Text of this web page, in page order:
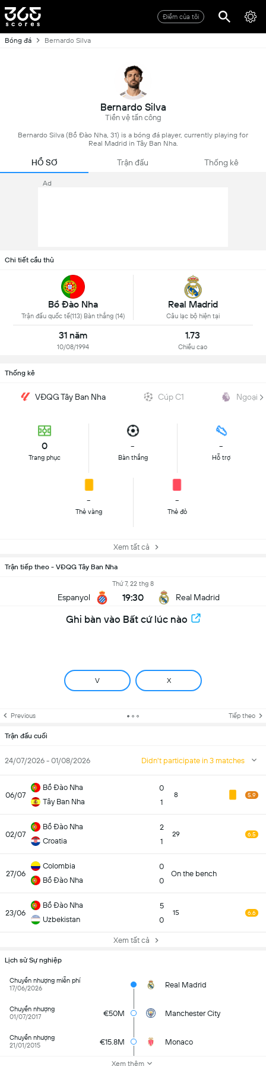
Điểm của tôi
Bóng đá Bernardo Silva
Bernardo Silva
Tiền vệ tấn công
Bernardo Silva (Bồ Đào Nha, 31) is a bóng đá player, currently playing for
Real Madrid in Tây Ban Nha.
HỒ SƠ Trận đấu Thống kê
Ad
Chi tiết cầu thủ
Bồ Đào Nha
Trận đấu quốc tế(113) Bàn thắng (14)
Real Madrid
Câu lạc bộ hiện tại
31 năm
10/08/1994
1.73
Chiều cao
Thống kê
VĐQG Tây Ban Nha Cúp C1 Ngoại
0
Trang phục
-
Bàn thắng
-
Hỗ trợ
-
Thẻ vàng
-
Thẻ đỏ
Xem tất cả
Trận tiếp theo - VĐQG Tây Ban Nha
Espanyol
Thứ 7, 22 thg 8
19:30 Real Madrid
Ghi bàn vào Bất cứ lúc nào
V X
Previous Tiếp theo
Trận đấu cuối
24/07/2026 - 01/08/2026 Didn't participate in 3 matches
06/07
Bồ Đào Nha
Tây Ban Nha
0
1
8 5.9
02/07
Bồ Đào Nha
Croatia
2
1
29 6.5
27/06
Colombia
Bồ Đào Nha
0
0
On the bench
23/06
Bồ Đào Nha
Uzbekistan
5
0
15 6.6
Xem tất cả
Lịch sử Sự nghiệp
Chuyển nhượng miễn phí
17/06/2026
Real Madrid
Chuyển nhượng
01/07/2017
€50M Manchester City
Chuyển nhượng
21/01/2015
€15.8M Monaco
Xem thêm